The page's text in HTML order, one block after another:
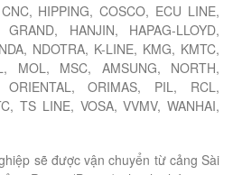
HIPPING, COSCO, ECU LINE,
GRAND, HANJIN, HAPAG-LLOYD,
NDOTRA, K-LINE, KMG, KMTC,
MOL, MSC, AMSUNG, NORTH,
ORIMAS, PIL, RCL,
TS LINE, VOSA, VVMV, WANHAI,
sẽ được vận chuyển từ cảng Sài